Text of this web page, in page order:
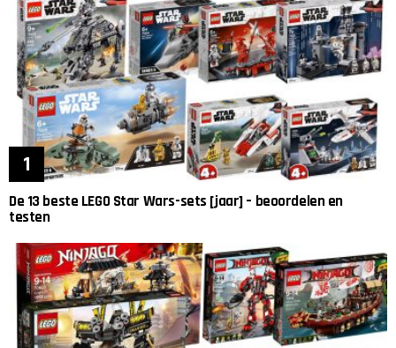
De 13 beste LEGO Star Wars-sets [jaar] – beoordelen en
testen